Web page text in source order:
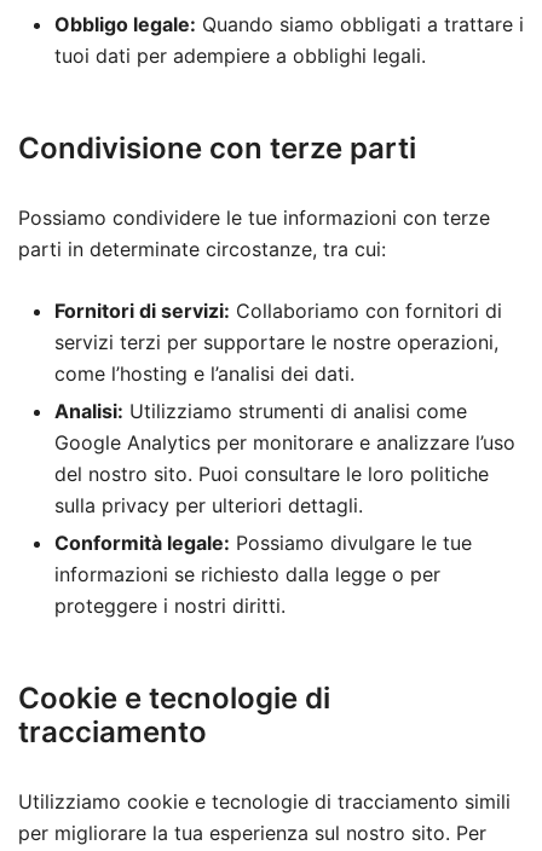
Obbligo legale: Quando siamo obbligati a trattare i
tuoi dati per adempiere a obblighi legali.
Condivisione con terze parti
Possiamo condividere le tue informazioni con terze
parti in determinate circostanze, tra cui:
Fornitori di servizi: Collaboriamo con fornitori di
servizi terzi per supportare le nostre operazioni,
come l’hosting e l’analisi dei dati.
Analisi: Utilizziamo strumenti di analisi come
Google Analytics per monitorare e analizzare l’uso
del nostro sito. Puoi consultare le loro politiche
sulla privacy per ulteriori dettagli.
Conformità legale: Possiamo divulgare le tue
informazioni se richiesto dalla legge o per
proteggere i nostri diritti.
Cookie e tecnologie di
tracciamento
Utilizziamo cookie e tecnologie di tracciamento simili
per migliorare la tua esperienza sul nostro sito. Per